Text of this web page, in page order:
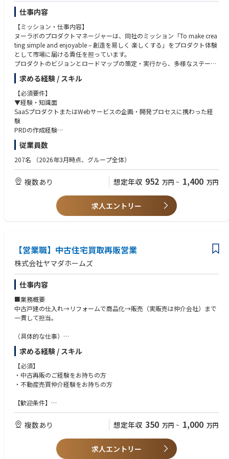
【電気工事士ポジション】
～北海道、東北エリア～（青森県、岩手県、宮城県、秋田県、山形県、福
島県）
・宮城県鬼首【電気工事士】
・福島県白河市【電気工事士】
・福島県須賀川市【電気工事士】
・福島県福島市【電気工事士】
～北陸、中部エリア～（新潟県、富山県、石川県、福井県、岐阜県、静岡
・富山県高岡市【電気工事士】
・石川県宝達志水町【電気工事士】
仕事内容
【ミッション・仕事内容】
ヌーラボのプロダクトマネージャーは、同社のミッション「To make crea
ting simple and enjoyable – 創造を易しく 楽しくする」をプロダクト体験
として市場に届ける責任を担っています。
プロダクトのビジョンとロードマップの策定・実行から、多様なステーク
ホルダーのハブとなり、リリース後の市場浸透施策まで、PdMとPMMの両
面を横断的に担当します。
【具体的な挑戦課題】
プロダクト戦略・ビジョン・ロードマップの策定と優先順位付け
データ構造や制約を理解した上での、PRD（プロダクト要件定義書）への
落とし込み
開発・デザイン・CS・マーケティングなど、多様なチームとの共創・合意
形成
■ヌーラボサービスの事業規模拡大
ながら魅力的な製品を提供し続けます。
プロダクト戦略の策定・実行、プロダクトビジョン / ロードマップの策
■プロダクト要件定義とプロジェクトマネジメント
ユーザーストーリーや要件定義などをPRDに落とし込み、開発要件を明確
化します。
エンジニアやデザイナーと協働し、アジャイル開発の手法を活用したプロ
■効果測定とデータ分析
パフォーマンス測定、ユーザー行動ログや調査結果の分析・振り返りを通
■ステークホルダーとのコミュニケーション
開発、デザイン、カスタマーサクセス、カスタマーサポート、マーケティ
ングチームなど多様なチームとの連携を通じたプロジェクト推進を担いま
す（同社では海外拠点にもデザインチーム、マーケティングチームのメン
バーが在籍しています）。
ク）を通じたニーズの把握を進めます。
求める経験 / スキル
【必須要件】
▼経験・知識面
SaaSプロダクトまたはWebサービスの企画・開発プロセスに携わった経
験
PRDの作成経験
エンジニアやデザイナーとの協業経験
アジャイル開発（Scrum / Kanbanなど）の手法を用いたPM経験
定量・定性データ分析の基礎知識およびBIツールの利用経験
▼素養・スキル面
遊び心を持って取り組むことができる
顧客の声をただ聞くだけでなく、ヌーラボのミッションに共感してプロダ
クト開発に取り組んでいただきたいと考えます。
進んでアウトプット・言語化できるスキル
英語でのコミュニケーションに抵抗がない方（翻訳ツールの利用可 / 今後
海外メンバーとの連携を強化していきます）
【歓迎要件】
バックオフィス向け事業に関するユーザー像・ドメインの深い解像度
ユーザーリサーチ・インタビューの実施および開発プロセスへの組み込
み、改善をリードした経験
データ分析スキル（SQL / Mixpanel / Tableau等の利用経験）とクリエイ
ティブな発想を併せ持つ方
UXデザインやUI設計に関する知識、またはプロジェクトマネジメント関連
の資格（PMP等）
従業員数
207名 （2026年3月時点、グループ全体）
複数あり 想定年収 952 万円 ~ 1,400 万円
求人エントリー
【営業職】中古住宅買取再販営業
株式会社ヤマダホームズ
仕事内容
■業務概要
中古戸建の仕入れ→リフォームで商品化→販売（実販売は仲介会社）まで
一貫して担当。
（具体的な仕事）
・物件情報の収集
・物件の仕入れ・買取
・リフォームの企画
・価格設定
・販売戦略の立案など
求める経験 / スキル
【必須】
・中古再販のご経験をお持ちの方
・不動産売買仲介経験をお持ちの方
【歓迎条件】
・宅地建物取引士をお持ちの方
複数あり 想定年収 350 万円 ~ 1,000 万円
求人エントリー